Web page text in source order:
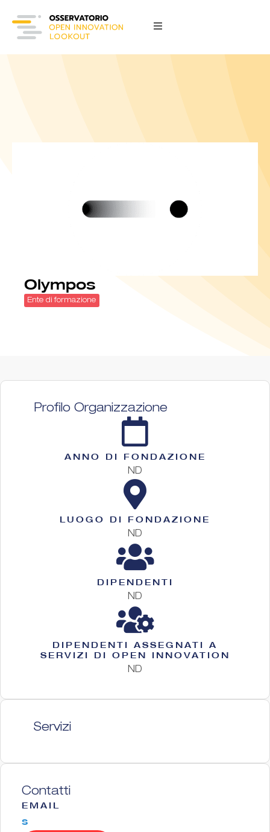
Olympos
Ente di formazione
Profilo Organizzazione
ANNO DI FONDAZIONE
ND
LUOGO DI FONDAZIONE
ND
DIPENDENTI
ND
DIPENDENTI ASSEGNATI A
SERVIZI DI OPEN INNOVATION
ND
Servizi
Contatti
EMAIL
s